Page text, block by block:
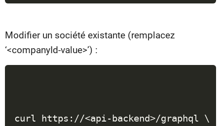
Modifier un société existante (remplacez
‘<companyId-value>’) :
curl https://<api-backend>/graphql \